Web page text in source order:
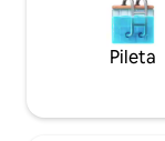
Pileta